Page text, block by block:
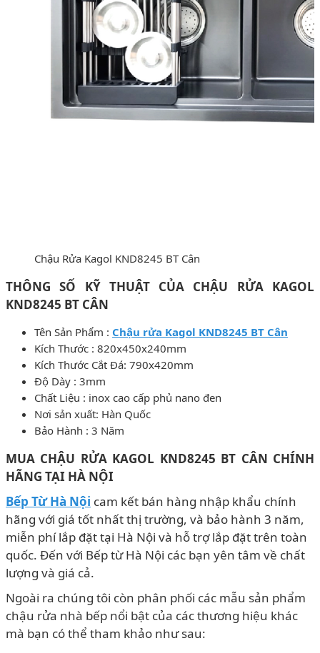
Chậu Rửa Kagol KND8245 BT Cân
THÔNG SỐ KỸ THUẬT CỦA CHẬU RỬA KAGOL
KND8245 BT CÂN
Tên Sản Phẩm : Chậu rửa Kagol KND8245 BT Cân
Kích Thước : 820x450x240mm
Kích Thước Cắt Đá: 790x420mm
Độ Dày : 3mm
Chất Liệu : inox cao cấp phủ nano đen
Nơi sản xuất: Hàn Quốc
Bảo Hành : 3 Năm
MUA CHẬU RỬA KAGOL KND8245 BT CÂN CHÍNH
HÃNG TẠI HÀ NỘI
Bếp Từ Hà Nội cam kết bán hàng nhập khẩu chính
hãng với giá tốt nhất thị trường, và bảo hành 3 năm,
miễn phí lắp đặt tại Hà Nội và hỗ trợ lắp đặt trên toàn
quốc. Đến với Bếp từ Hà Nội các bạn yên tâm về chất
lượng và giá cả.
Ngoài ra chúng tôi còn phân phối các mẫu sản phẩm
chậu rửa nhà bếp nổi bật của các thương hiệu khác
mà bạn có thể tham khảo như sau: